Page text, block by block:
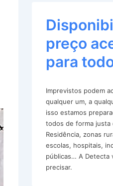
preço
para
Imprevistos podem
qualquer um, a
isso estamos
todos de forma justa
Residência, zonas
escolas, hospitais,
públicas… A Detecta
precisar.